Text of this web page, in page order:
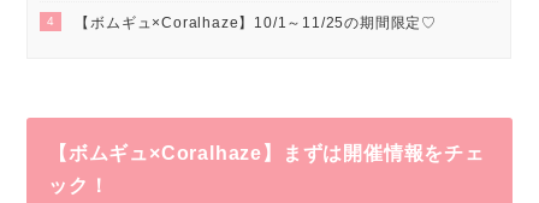
4 【ボムギュ×Coralhaze】10/1～11/25の期間限定♡
【ボムギュ×Coralhaze】まずは開催情報をチェ
ック！